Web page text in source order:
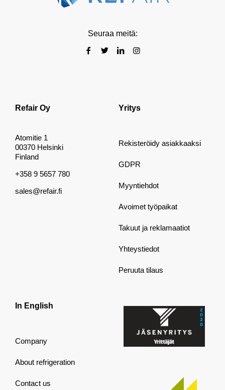
Seuraa meitä:
Refair Oy
Atomitie 1
00370 Helsinki
Finland
+358 9 5657 780
sales@refair.fi
Yritys
Rekisteröidy asiakkaaksi
GDPR
Myyntiehdot
Avoimet työpaikat
Takuut ja reklamaatiot
Yhteystiedot
Peruuta tilaus
In English
Company
About refrigeration
Contact us